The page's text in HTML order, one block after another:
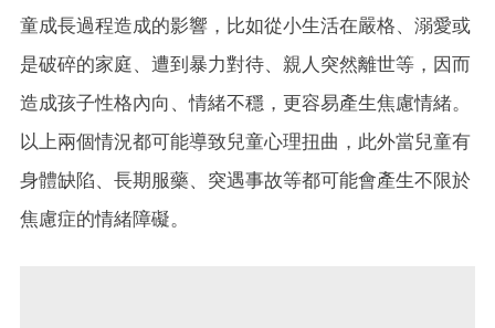
童成長過程造成的影響，比如從小生活在嚴格、溺愛或
是破碎的家庭、遭到暴力對待、親人突然離世等，因而
造成孩子性格內向、情緒不穩，更容易產生焦慮情緒。
以上兩個情況都可能導致兒童心理扭曲，此外當兒童有
身體缺陷、長期服藥、突遇事故等都可能會產生不限於
焦慮症的情緒障礙。